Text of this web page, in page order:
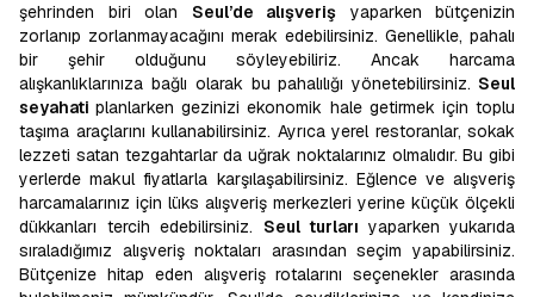
şehrinden biri olan Seul’de alışveriş yaparken bütçenizin
zorlanıp zorlanmayacağını merak edebilirsiniz. Genellikle, pahalı
bir şehir olduğunu söyleyebiliriz. Ancak harcama
alışkanlıklarınıza bağlı olarak bu pahalılığı yönetebilirsiniz. Seul
seyahatiplanlarken gezinizi ekonomik hale getirmek için toplu
taşıma araçlarını kullanabilirsiniz. Ayrıca yerel restoranlar, sokak
lezzeti satan tezgahtarlar da uğrak noktalarınız olmalıdır. Bu gibi
yerlerde makul fiyatlarla karşılaşabilirsiniz. Eğlence ve alışveriş
harcamalarınız için lüks alışveriş merkezleri yerine küçük ölçekli
dükkanları tercih edebilirsiniz. Seul turları yaparken yukarıda
sıraladığımız alışveriş noktaları arasından seçim yapabilirsiniz.
Bütçenize hitap eden alışveriş rotalarını seçenekler arasında